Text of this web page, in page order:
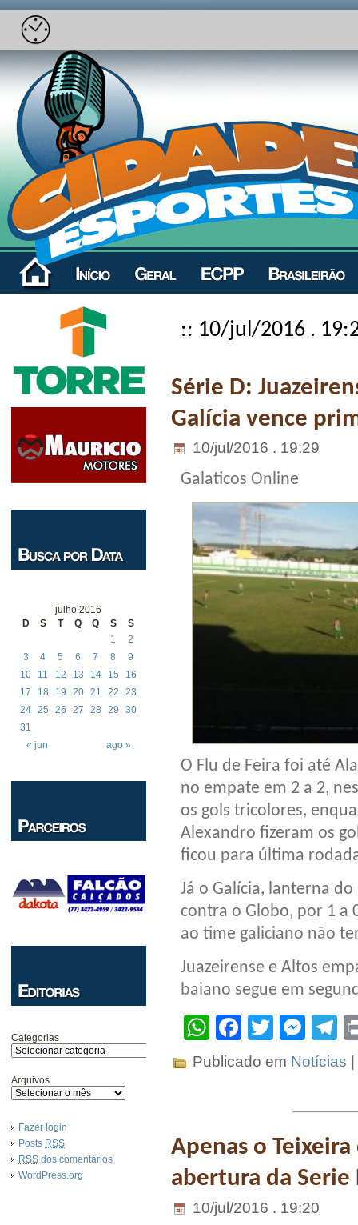
julho 2016
D
S T Q Q S S
« jun ago »
1
2
3
4 5 6 7 8
9
10
11 12 13 14 15
16
17
18 19 20 21 22
23
24 25 26 27 28 29
30
31
Categorias
Arquivos
Fazer login
Posts RSS
RSS dos comentários
WordPress.org
:: 10/jul/2016 .
Série D:
Galícia vence
10/jul/2016 . 19:29
Galaticos Online
O Flu de Feira foi até
no empate em 2 a 2,
os gols tricolores,
Alexandro fizeram os
ficou para última
Já o Galícia, lanterna
contra o Globo, por 1 a
ao time galiciano não
Juazeirense e Altos
baiano segue em
WhatsApp
Facebook
Twitter
Publicado em Notícias
Apenas o
abertura da Serie
10/jul/2016 . 19:20